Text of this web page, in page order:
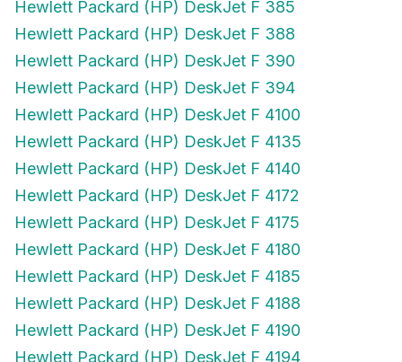
Hewlett Packard (HP) DeskJet F 388
Hewlett Packard (HP) DeskJet F 390
Hewlett Packard (HP) DeskJet F 394
Hewlett Packard (HP) DeskJet F 4100
Hewlett Packard (HP) DeskJet F 4135
Hewlett Packard (HP) DeskJet F 4140
Hewlett Packard (HP) DeskJet F 4172
Hewlett Packard (HP) DeskJet F 4175
Hewlett Packard (HP) DeskJet F 4180
Hewlett Packard (HP) DeskJet F 4185
Hewlett Packard (HP) DeskJet F 4188
Hewlett Packard (HP) DeskJet F 4190
Hewlett Packard (HP) DeskJet F 4194